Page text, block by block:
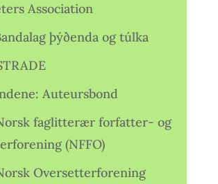
Association
þýðenda og túlka
Auteursbond
faglitterær forfatter- og
(NFFO)
Oversetterforening